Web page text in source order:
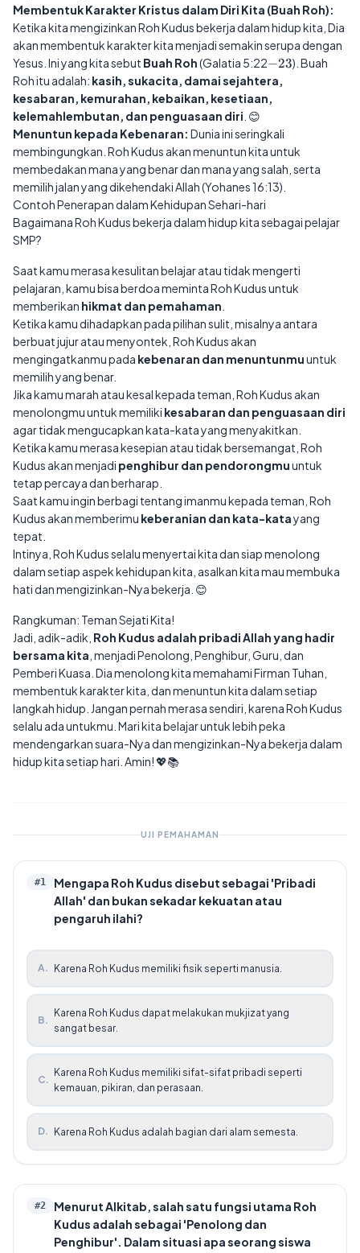
Membentuk Karakter Kristus dalam Diri Kita (Buah Roh):
Ketika kita mengizinkan Roh Kudus bekerja dalam hidup kita, Dia
akan membentuk karakter kita menjadi semakin serupa dengan
Yesus. Ini yang kita sebut Buah Roh(Galatia 5:22-23
−23). Buah
Roh itu adalah: kasih, sukacita, damai sejahtera,
kesabaran, kemurahan, kebaikan, kesetiaan,
kelemahlembutan, dan penguasaan diri . 😊
Menuntun kepada Kebenaran: Dunia ini seringkali
membingungkan. Roh Kudus akan menuntun kita untuk
membedakan mana yang benar dan mana yang salah, serta
memilih jalan yang dikehendaki Allah (Yohanes 16:13).
Contoh Penerapan dalam Kehidupan Sehari-hari
Bagaimana Roh Kudus bekerja dalam hidup kita sebagai pelajar
SMP?
Saat kamu merasa kesulitan belajar atau tidak mengerti
pelajaran, kamu bisa berdoa meminta Roh Kudus untuk
memberikan hikmat dan pemahaman
Ketika kamu dihadapkan pada pilihan sulit, misalnya antara
berbuat jujur atau menyontek, Roh Kudus akan
mengingatkanmu pada kebenaran dan menuntunmuuntuk
memilih yang benar.
Jika kamu marah atau kesal kepada teman, Roh Kudus akan
menolongmu untuk memiliki kesabaran dan penguasaan diri
agar tidak mengucapkan kata-kata yang menyakitkan.
Ketika kamu merasa kesepian atau tidak bersemangat, Roh
Kudus akan menjadi penghibur dan pendorongmuuntuk
tetap percaya dan berharap.
Saat kamu ingin berbagi tentang imanmu kepada teman, Roh
Kudus akan memberimu keberanian dan kata-katayang
tepat.
Intinya, Roh Kudus selalu menyertai kita dan siap menolong
dalam setiap aspek kehidupan kita, asalkan kita mau membuka
hati dan mengizinkan-Nya bekerja. 😊
Rangkuman: Teman Sejati Kita!
Jadi, adik-adik, Roh Kudus adalah pribadi Allah yang hadir
bersama kita , menjadi Penolong, Penghibur, Guru, dan
Pemberi Kuasa. Dia menolong kita memahami Firman Tuhan,
membentuk karakter kita, dan menuntun kita dalam setiap
langkah hidup. Jangan pernah merasa sendiri, karena Roh Kudus
selalu ada untukmu. Mari kita belajar untuk lebih peka
mendengarkan suara-Nya dan mengizinkan-Nya bekerja dalam
hidup kita setiap hari. Amin! 💖📚
UJI PEMAHAMAN
#1
Mengapa Roh Kudus disebut sebagai 'Pribadi
Allah' dan bukan sekadar kekuatan atau
pengaruh ilahi?
A. Karena Roh Kudus memiliki fisik seperti manusia.
B.
Karena Roh Kudus dapat melakukan mukjizat yang
sangat besar.
C.
Karena Roh Kudus memiliki sifat-sifat pribadi seperti
kemauan, pikiran, dan perasaan.
D. Karena Roh Kudus adalah bagian dari alam semesta.
#2
Menurut Alkitab, salah satu fungsi utama Roh
Kudus adalah sebagai 'Penolong dan
Penghibur'. Dalam situasi apa seorang siswa